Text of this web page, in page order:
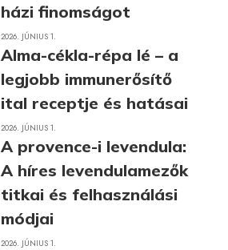
házi finomságot
2026. JÚNIUS 1.
Alma-cékla-répa lé – a
legjobb immunerősítő
ital receptje és hatásai
2026. JÚNIUS 1.
A provence-i levendula:
A híres levendulamezők
titkai és felhasználási
módjai
2026. JÚNIUS 1.